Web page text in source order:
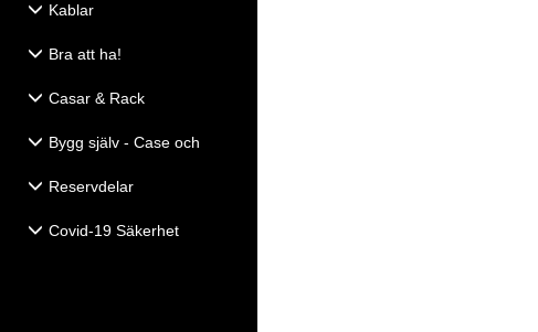
Kablar
Bra att ha!
Casar & Rack
Bygg själv - Case och
Reservdelar
Covid-19 Säkerhet